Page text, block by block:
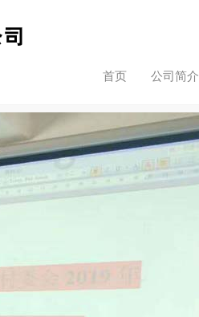
首页 公司简介